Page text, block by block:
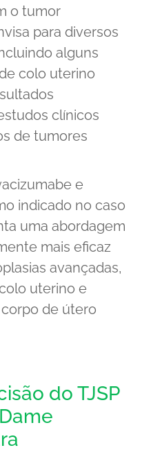
o tumor
para diversos
alguns
colo uterino
clínicos
de tumores
e
indicado no caso
uma abordagem
mais eficaz
avançadas,
uterino e
de útero
do TJSP